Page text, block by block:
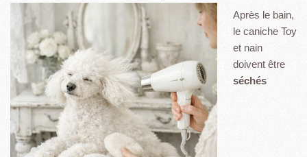
Après le bain,
le caniche Toy
et nain
doivent être
séchés